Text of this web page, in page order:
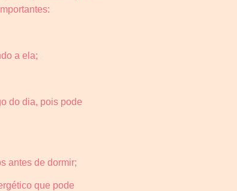
a ela;
do dia, pois pode
antes de dormir;
que pode